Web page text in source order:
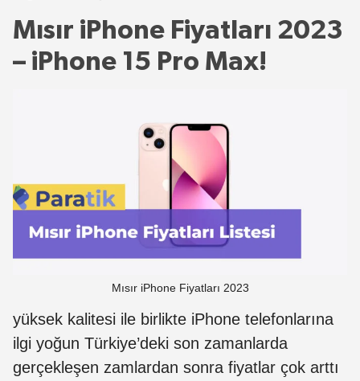
Mısır iPhone Fiyatları 2023
– iPhone 15 Pro Max!
Mısır iPhone Fiyatları 2023
yüksek kalitesi ile birlikte iPhone telefonlarına
ilgi yoğun Türkiye’deki son zamanlarda
gerçekleşen zamlardan sonra fiyatlar çok arttı